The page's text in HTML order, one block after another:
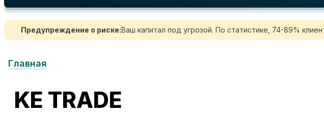
Предупреждение о риске:Ваш капитал под угрозой. По статистике, 74-89%
Главная
KE TRADE